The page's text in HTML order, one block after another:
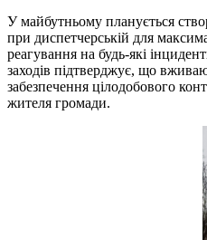
У майбутньому планується
при диспетчерській для
реагування на будь-які
заходів підтверджує, що
забезпечення цілодобового
жителя громади.